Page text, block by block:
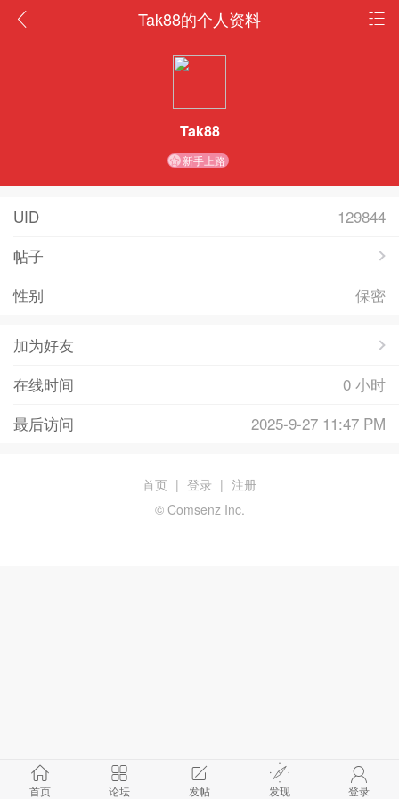
Tak88的个人资料
Tak88
新手上路
UID
129844
帖子
性别
保密
加为好友
在线时间
0 小时
最后访问
2025-9-27 11:47 PM
首页 论坛 发帖 发现 登录
首页 | 登录 | 注册
© Comsenz Inc.